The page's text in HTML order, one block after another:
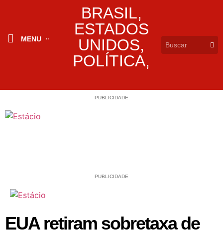
MENU
BRASIL,
ESTADOS
UNIDOS,
POLÍTICA,
PUBLICIDADE
PUBLICIDADE
EUA retiram sobretaxa de